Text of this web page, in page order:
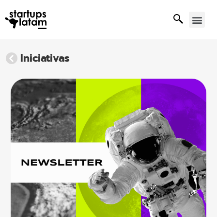
Iniciativas